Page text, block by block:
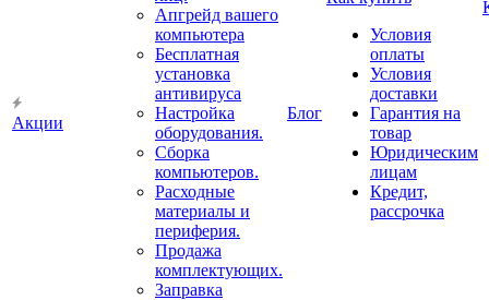
Акции
Апгрейд вашего
компьютера
Бесплатная
установка
антивируса
Настройка
оборудования.
Сборка
компьютеров.
Расходные
материалы и
периферия.
Продажа
комплектующих.
Заправка
Блог
Условия
оплаты
Условия
доставки
Гарантия на
товар
Юридическим
лицам
Кредит,
рассрочка